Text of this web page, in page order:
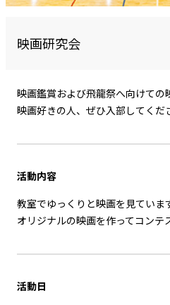
映画研究会
映画鑑賞および飛龍祭へ向けての
映画好きの人、ぜひ入部してくだ
活動内容
教室でゆっくりと映画を見ていま
オリジナルの映画を作ってコンテ
活動日